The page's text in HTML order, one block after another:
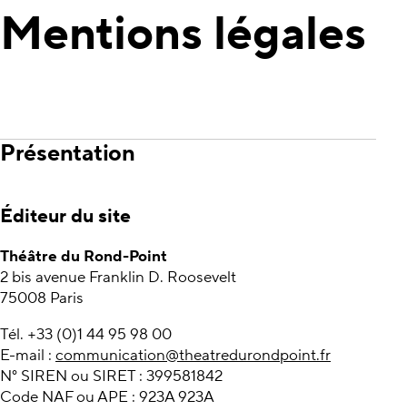
Mentions légales
Présentation
Éditeur du site
Théâtre du Rond-Point
2 bis avenue Franklin D. Roosevelt
75008 Paris
Tél. +33 (0)1 44 95 98 00
E-mail : communication@theatredurondpoint.fr
N° SIREN ou SIRET : 399581842
Code NAF ou APE : 923A 923A